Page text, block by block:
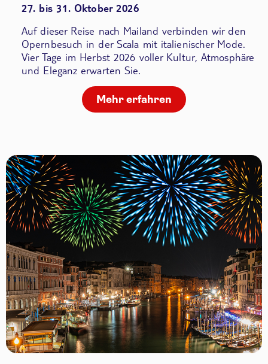
27. bis 31. Oktober 2026
Auf dieser Reise nach Mailand verbinden wir den
Opernbesuch in der Scala mit italienischer Mode.
Vier Tage im Herbst 2026 voller Kultur, Atmosphäre
und Eleganz erwarten Sie.
Mehr erfahren